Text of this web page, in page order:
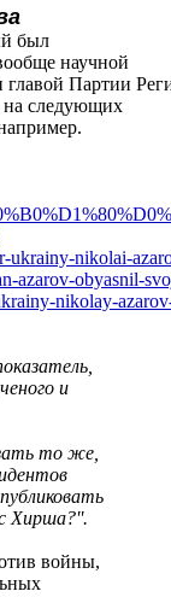
был
научной
Партии
следующих
ukrainy-nikolai-
azarov-obyasnil-
nikolay-
и
то же,
Хирша?''.
войны,